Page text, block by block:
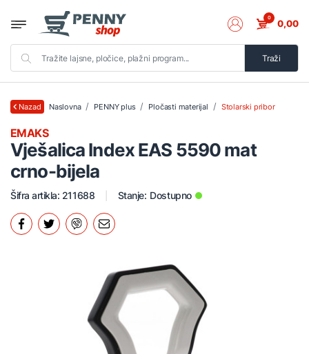
Traži
0 0,00
Nazad Naslovna PENNY plus Pločasti materijal Stolarski pribor
Vješalica Index EAS 5590 mat
crno-bijela
EMAKS
Šifra artikla: 211688 Stanje: Dostupno